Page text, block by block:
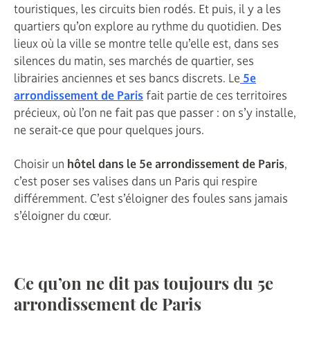
touristiques, les circuits bien rodés. Et puis, il y a les
quartiers qu’on explore au rythme du quotidien. Des
lieux où la ville se montre telle qu’elle est, dans ses
silences du matin, ses marchés de quartier, ses
librairies anciennes et ses bancs discrets. Le 5e
arrondissement de Parisfait partie de ces territoires
précieux, où l’on ne fait pas que passer : on s’y installe,
ne serait-ce que pour quelques jours.
Choisir un hôtel dans le 5e arrondissement de Paris,
c’est poser ses valises dans un Paris qui respire
différemment. C’est s’éloigner des foules sans jamais
s’éloigner du cœur.
Ce qu’on ne dit pas toujours du 5e
arrondissement de Paris